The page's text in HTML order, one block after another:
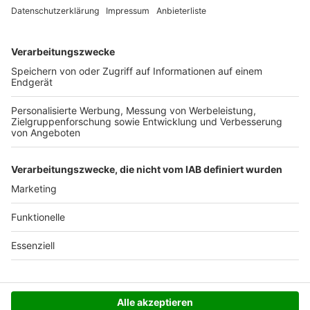
Versandkosten.
Der Bestellprozess ist mit Hilfe eines SSL-
SERVICE HOTLINE
SHOP SERVICE